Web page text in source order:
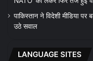
पाकिस्तान ने विदेशी मीडिया पर
उठे सवाल
LANGUAGE SITES